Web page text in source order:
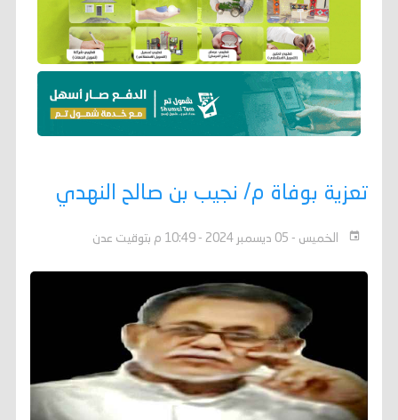
تعزية بوفاة م/ نجيب بن صالح النهدي
الخميس - 05 ديسمبر 2024 - 10:49 م بتوقيت عدن